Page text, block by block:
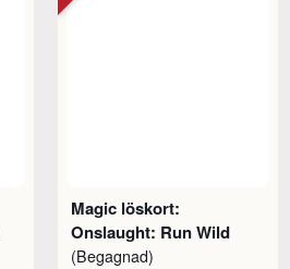
Magic löskort:
Onslaught: Run Wild
(Begagnad)